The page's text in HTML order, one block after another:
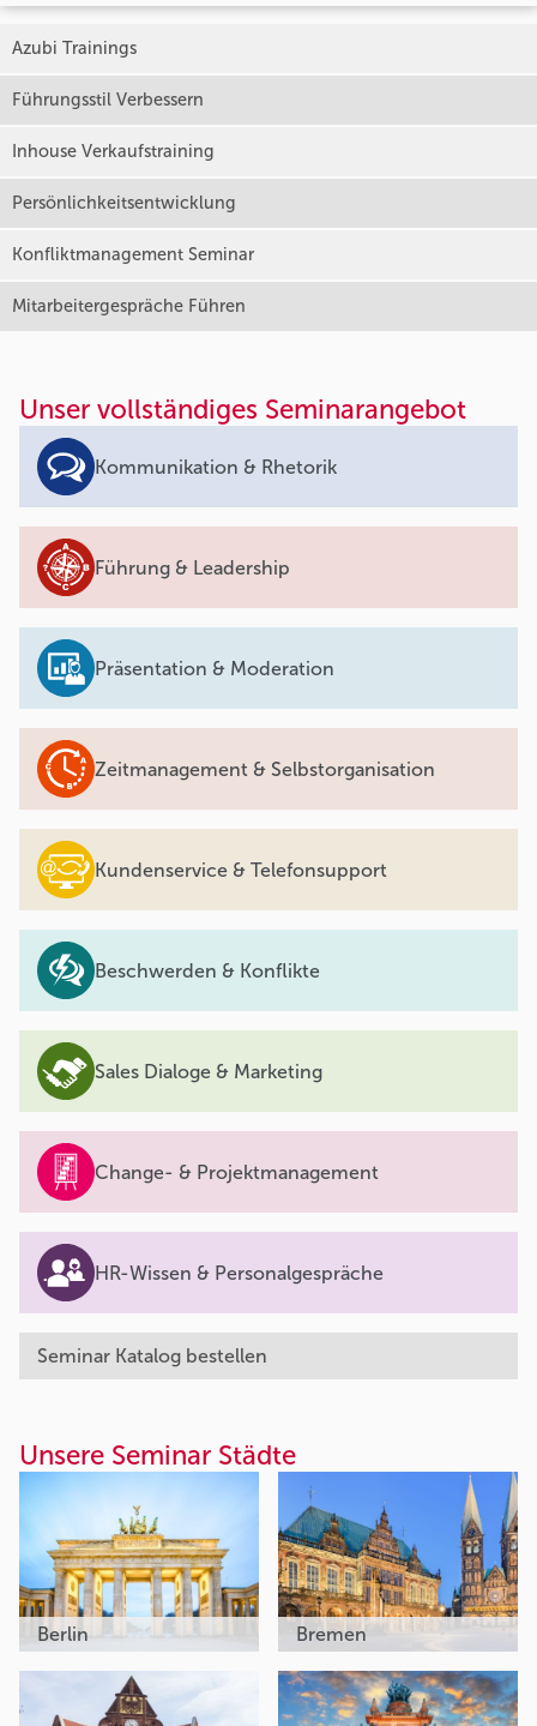
Azubi Trainings
Führungsstil Verbessern
Inhouse Verkaufstraining
Persönlichkeitsentwicklung
Konfliktmanagement Seminar
Mitarbeitergespräche Führen
Unser vollständiges Seminarangebot
Kommunikation & Rhetorik
Führung & Leadership
Präsentation & Moderation
Zeitmanagement & Selbstorganisation
Kundenservice & Telefonsupport
Beschwerden & Konflikte
Sales Dialoge & Marketing
Change- & Projektmanagement
HR-Wissen & Personalgespräche
Seminar Katalog bestellen
Unsere Seminar Städte
Berlin Bremen